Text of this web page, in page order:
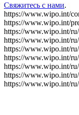
Свяжитесь с нами.
https://www.wipo.int/
https://www.wipo.int/
https://www.wipo.int/
https://www.wipo.int/
https://www.wipo.int/
https://www.wipo.int/
https://www.wipo.int/
https://www.wipo.int/
https://www.wipo.int/